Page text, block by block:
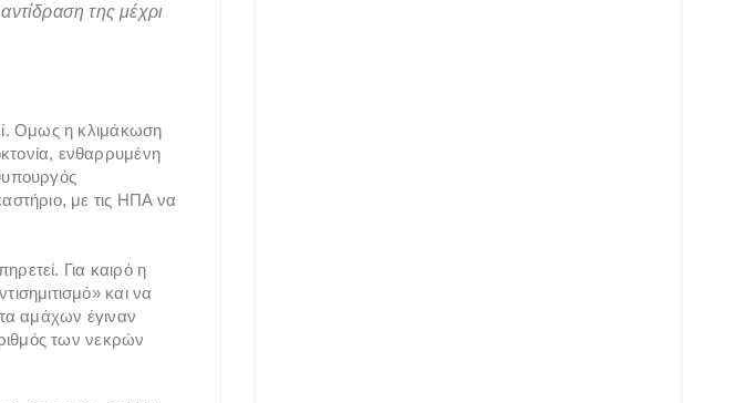
της μέχρι
Ομως η κλιμάκωση
ενθαρρυμένη
με τις ΗΠΑ να
Για καιρό η
και να
αμάχων έγιναν
των νεκρών